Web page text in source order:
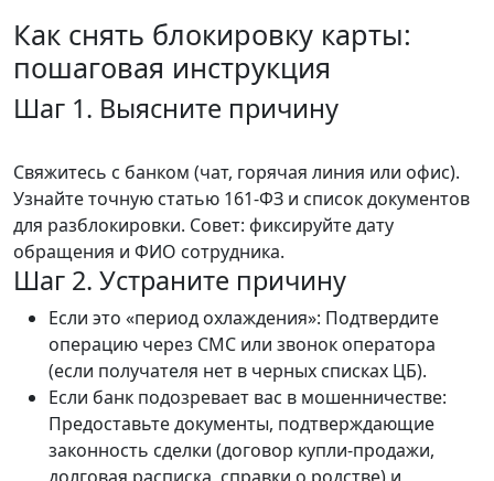
Как снять блокировку карты:
пошаговая инструкция
Шаг 1. Выясните причину
Свяжитесь с банком (чат, горячая линия или офис).
Узнайте точную статью 161-ФЗ и список документов
для разблокировки. Совет: фиксируйте дату
обращения и ФИО сотрудника.
Шаг 2. Устраните причину
Если это «период охлаждения»: Подтвердите
операцию через СМС или звонок оператора
(если получателя нет в черных списках ЦБ).
Если банк подозревает вас в мошенничестве:
Предоставьте документы, подтверждающие
законность сделки (договор купли-продажи,